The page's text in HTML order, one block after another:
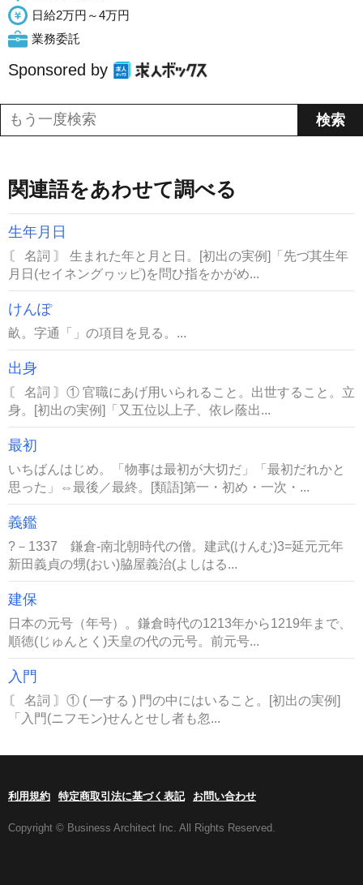
日給2万円～4万円
業務委託
Sponsored by
関連語をあわせて調べる
生年月日
〘 名詞 〙 生まれた年と月と日。[初出の実例]「先づ其生年
月日(セイネングヮッピ)を問ひ指をかがめ...
けんぽ
畝。字通「」の項目を見る。...
出身
〘 名詞 〙① 官職にあげ用いられること。出世すること。立
身。[初出の実例]「又五位以上子、依レ蔭出...
最初
いちばんはじめ。「物事は最初が大切だ」「最初だれかと
思った」⇔最後／最終。[類語]第一・初め・一次・...
義鑑
?－1337 鎌倉-南北朝時代の僧。建武(けんむ)3=延元元年
新田義貞の甥(おい)脇屋義治(よしはる...
建保
日本の元号（年号）。鎌倉時代の1213年から1219年まで、
順徳(じゅんとく)天皇の代の元号。前元号...
入門
〘 名詞 〙① ( ━する ) 門の中にはいること。[初出の実例]
「入門(ニフモン)せんとせし者も忽...
利用規約 特定商取引法に基づく表記 お問い合わせ
Copyright © Business Architect Inc. All Rights Reserved.